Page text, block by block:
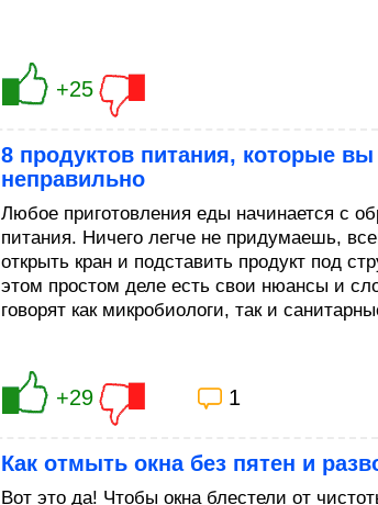
+25
8 продуктов питания, которые
неправильно
Любое приготовления еды начинается с
питания. Ничего легче не придумаешь,
открыть кран и подставить продукт под
этом простом деле есть свои нюансы и
говорят как микробиологи, так и
+29 1
Как отмыть окна без пятен и
Bот это да! Чтобы окна блестели от